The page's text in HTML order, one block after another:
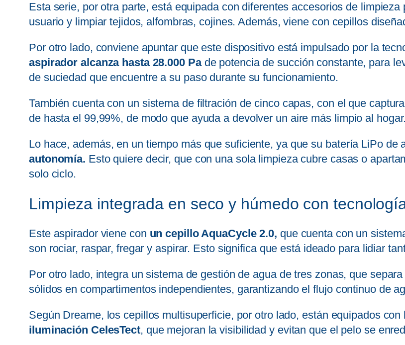
Esta serie, por otra parte, está equipada con diferentes accesorios de
usuario y limpiar tejidos, alfombras, cojines. Además, viene con cepillos
Por otro lado, conviene apuntar que este dispositivo está impulsado por la
aspirador alcanza hasta 28.000 Pade potencia de succión constante, para
de suciedad que encuentre a su paso durante su funcionamiento.
También cuenta con un sistema de filtración de cinco capas, con el que
de hasta el 99,99%, de modo que ayuda a devolver un aire más limpio al hogar.
Lo hace, además, en un tiempo más que suficiente, ya que su batería LiPo de
autonomía. Esto quiere decir, que con una sola limpieza cubre casas o
solo ciclo.
Limpieza integrada en seco y húmedo con
Este aspirador viene con un cepillo AquaCycle 2.0, que cuenta con un
son rociar, raspar, fregar y aspirar. Esto significa que está ideado para lidiar
Por otro lado, integra un sistema de gestión de agua de tres zonas, que
sólidos en compartimentos independientes, garantizando el flujo continuo de
Según Dreame, los cepillos multisuperficie, por otro lado, están equipados
iluminación CelesTect, que mejoran la visibilidad y evitan que el pelo se